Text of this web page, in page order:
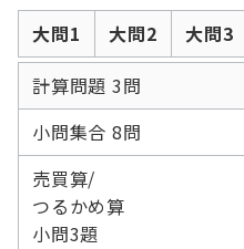
大問1 大問2 大問3
計算問題 3問
小問集合 8問
売買算/
つるかめ算
小問3題